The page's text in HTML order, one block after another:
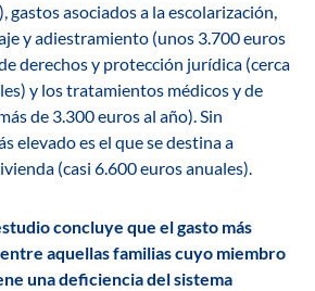
gastos asociados a la escolarización,
y adiestramiento (unos 3.700 euros
derechos y protección jurídica (cerca
y los tratamientos médicos y de
de 3.300 euros al año). Sin
elevado es el que se destina a
(casi 6.600 euros anuales).
concluye que el gasto más
aquellas familias cuyo miembro
una deficiencia del sistema